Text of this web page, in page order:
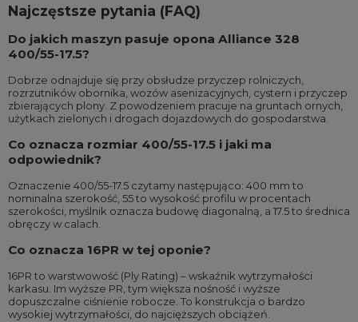
Najczęstsze pytania (FAQ)
Do jakich maszyn pasuje opona Alliance 328
400/55-17.5?
Dobrze odnajduje się przy obsłudze przyczep rolniczych,
rozrzutników obornika, wozów asenizacyjnych, cystern i przyczep
zbierających plony. Z powodzeniem pracuje na gruntach ornych,
użytkach zielonych i drogach dojazdowych do gospodarstwa.
Co oznacza rozmiar 400/55-17.5 i jaki ma
odpowiednik?
Oznaczenie 400/55-17.5 czytamy następująco: 400 mm to
nominalna szerokość, 55 to wysokość profilu w procentach
szerokości, myślnik oznacza budowę diagonalną, a 17.5 to średnica
obręczy w calach.
Co oznacza 16PR w tej oponie?
16PR to warstwowość (Ply Rating) – wskaźnik wytrzymałości
karkasu. Im wyższe PR, tym większa nośność i wyższe
dopuszczalne ciśnienie robocze. To konstrukcja o bardzo
wysokiej wytrzymałości, do najcięższych obciążeń.